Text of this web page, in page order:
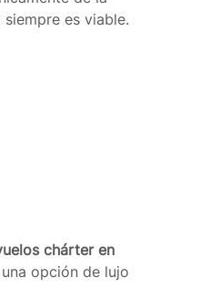
es viable.
chárter en
opción de lujo